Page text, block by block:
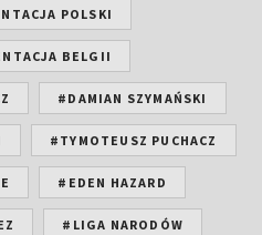
POLSKI
BELGII
#DAMIAN SZYMAŃSKI
#TYMOTEUSZ PUCHACZ
#EDEN HAZARD
#LIGA NARODÓW